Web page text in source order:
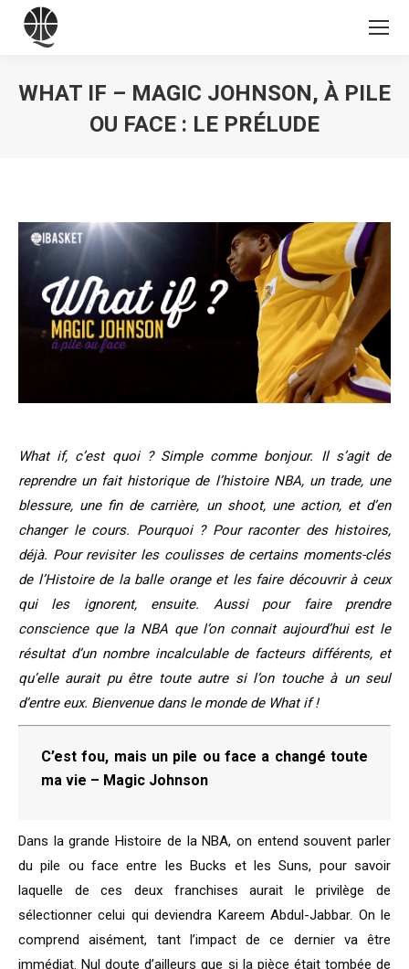
WHAT IF – MAGIC JOHNSON, À PILE
OU FACE : LE PRÉLUDE
What if, c’est quoi ? Simple comme bonjour. Il s’agit de
reprendre un fait historique de l’histoire NBA, un trade, une
blessure, une fin de carrière, un shoot, une action, et d’en
changer le cours. Pourquoi ? Pour raconter des histoires,
déjà. Pour revisiter les coulisses de certains moments-clés
de l’Histoire de la balle orange et les faire découvrir à ceux
qui les ignorent, ensuite. Aussi pour faire prendre
conscience que la NBA que l’on connait aujourd’hui est le
résultat d’un nombre incalculable de facteurs différents, et
qu’elle aurait pu être toute autre si l’on touche à un seul
d’entre eux. Bienvenue dans le monde de What if !
C’est fou, mais un pile ou face a changé toute
ma vie – Magic Johnson
Dans la grande Histoire de la NBA, on entend souvent parler
du pile ou face entre les Bucks et les Suns, pour savoir
laquelle de ces deux franchises aurait le privilège de
sélectionner celui qui deviendra Kareem Abdul-Jabbar. On le
comprend aisément, tant l’impact de ce dernier va être
immédiat. Nul doute d’ailleurs que si la pièce était tombée de